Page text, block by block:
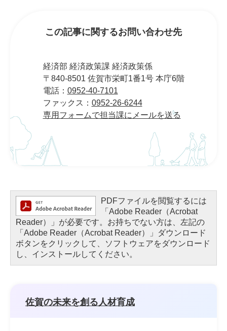
この記事に関するお問い合わせ先
経済部 経済政策課 経済政策係
〒840-8501 佐賀市栄町1番1号 本庁6階
電話： 0952-40-7101
ファックス： 0952-26-6244
専用フォームで担当課にメールを送る
PDFファイルを閲覧するには
「Adobe Reader（Acrobat
Reader）」が必要です。お持ちでない方は、左記の
「Adobe Reader（Acrobat Reader）」ダウンロード
ボタンをクリックして、ソフトウェアをダウンロード
し、インストールしてください。
佐賀の未来を創る人材育成